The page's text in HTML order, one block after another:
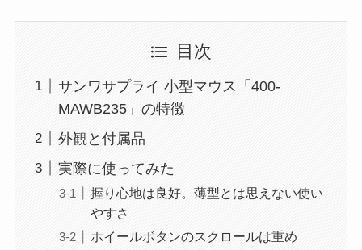
目次
サンワサプライ 小型マウス「400-
MAWB235」の特徴
外観と付属品
実際に使ってみた
握り心地は良好。薄型とは思えない使い
やすさ
ホイールボタンのスクロールは重め